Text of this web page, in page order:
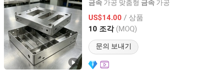
금속 가공 맞춤형 금속 가공
US$14.00 / 상품
10 조각 (MOQ)
문의 보내기
Shenzhen Lingxuan Supply Chain Technology Co., Ltd.
Guangdong, China 이후 2026